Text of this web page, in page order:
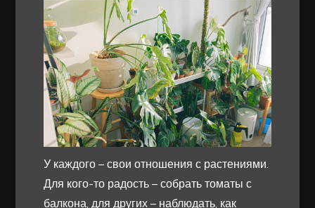
У каждого – свои отношения с растениями.
Для кого-то радость – собрать томаты с
балкона, для других – наблюдать, как